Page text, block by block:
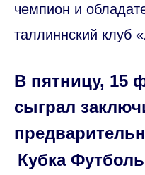
чемпион и
таллиннский клуб
В пятницу, 15
сыграл
Кубка